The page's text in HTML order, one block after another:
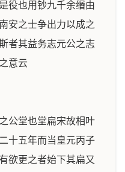
役也用钞九千余缗由
安之士争出力以成之
者其益务志元公之志
意云
公堂也堂扁宋故相叶
十五年而当皇元丙子
欲更之者始下其扁又